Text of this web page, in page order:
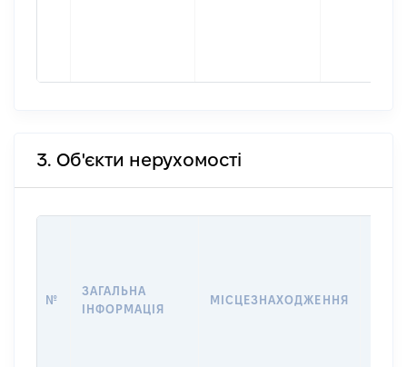
3. Об'єкти нерухомості
№
ЗАГАЛЬНА
ІНФОРМАЦІЯ
МІСЦЕЗНАХОДЖЕННЯ